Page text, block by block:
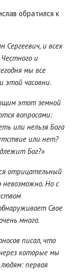
обратился к
Сергеевич, и всех
и
мы все
этой часовни.
этот земной
вопросами:
или нельзя Бога
или нет?
Бог?»
отрицательный
Но с
Свое
много.
писал, что
через которые мы
первая